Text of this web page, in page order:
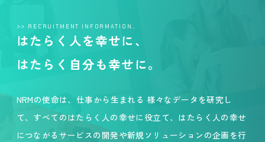
>> RECRUITMENT INFORMATION…
はたらく人を幸せに、
はたらく自分も幸せに。
NRMの使命は、仕事から生まれる 様々なデータを研究し
て、すべてのはたらく人の幸せに役立て、はたらく人の幸せ
につながるサービスの開発や新規ソリューションの企画を行